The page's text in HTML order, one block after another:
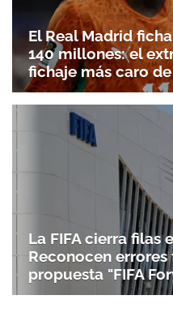
El Real Madrid
140 millones: el
fichaje más caro
La FIFA cierra filas
Reconocen
propuesta "FIFA